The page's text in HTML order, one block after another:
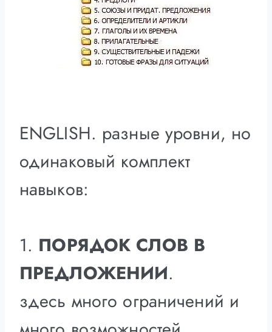
ENGLISH. разные уровни, но
одинаковый комплект
навыков:
1. ПОРЯДОК СЛОВ В
ПРЕДЛОЖЕНИИ.
здесь много ограничений и